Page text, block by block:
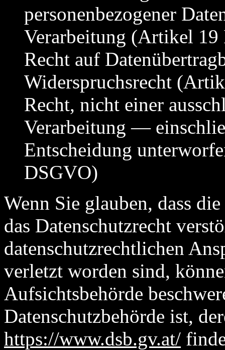
personenbezogener
Verarbeitung (Artikel 19
Recht auf
Widerspruchsrecht
Recht, nicht einer
Verarbeitung —
Entscheidung
DSGVO)
Wenn Sie glauben, dass
das Datenschutzrecht
datenschutzrechtlichen
verletzt worden sind,
Aufsichtsbehörde
Datenschutzbehörde ist,
https://www.dsb.gv.at/